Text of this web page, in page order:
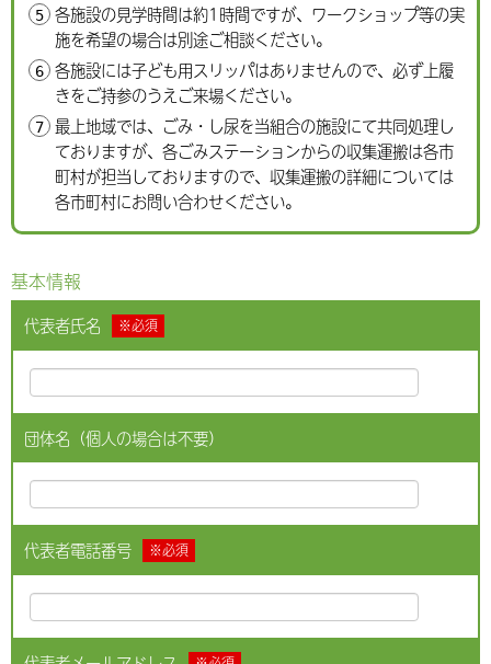
各施設の見学時間は約1時間ですが、ワークショップ等の実
施を希望の場合は別途ご相談ください。
各施設には子ども用スリッパはありませんので、必ず上履
きをご持参のうえご来場ください。
最上地域では、ごみ・し尿を当組合の施設にて共同処理し
ておりますが、各ごみステーションからの収集運搬は各市
町村が担当しておりますので、収集運搬の詳細については
各市町村にお問い合わせください。
基本情報
代表者氏名 ※必須
団体名（個人の場合は不要）
代表者電話番号 ※必須